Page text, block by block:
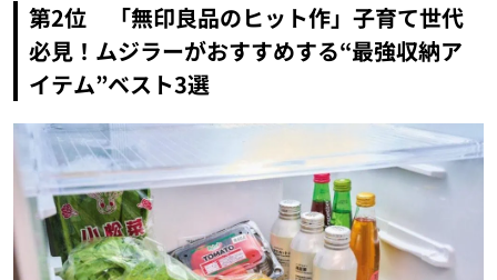
第2位 「無印良品のヒット作」子育て世代
必見！ムジラーがおすすめする“最強収納ア
イテム”ベスト3選